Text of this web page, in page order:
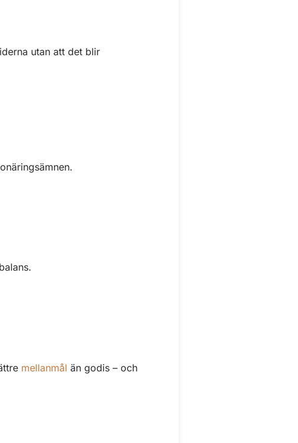
utan att det blir
mellanmål än godis – och